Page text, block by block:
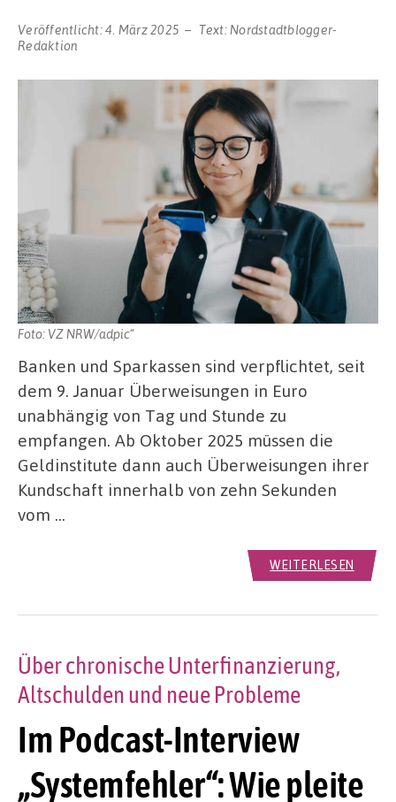
Veröffentlicht:4. März 2025 Text: Nordstadtblogger-
Redaktion
Foto: VZ NRW/adpic“
Banken und Sparkassen sind verpflichtet, seit
dem 9. Januar Überweisungen in Euro
unabhängig von Tag und Stunde zu
empfangen. Ab Oktober 2025 müssen die
Geldinstitute dann auch Überweisungen ihrer
Kundschaft innerhalb von zehn Sekunden
vom …
WEITERLESEN
Im Podcast-Interview
„Systemfehler“: Wie pleite
Über chronische Unterfinanzierung,
Altschulden und neue Probleme